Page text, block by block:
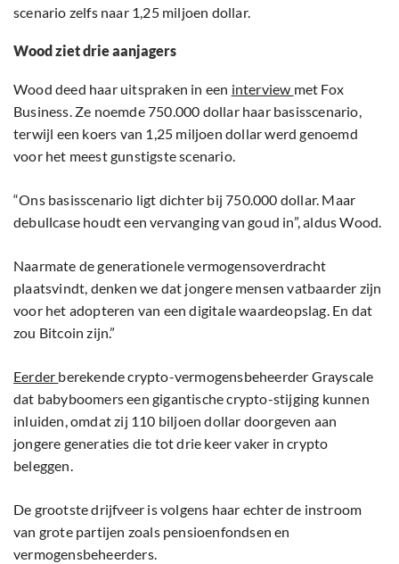
scenario zelfs naar 1,25 miljoen dollar.
Wood ziet drie aanjagers
Wood deed haar uitspraken in een interview met Fox
Business. Ze noemde 750.000 dollar haar basisscenario,
terwijl een koers van 1,25 miljoen dollar werd genoemd
voor het meest gunstigste scenario.
“Ons basisscenario ligt dichter bij 750.000 dollar. Maar
debullcase houdt een vervanging van goud in”, aldus Wood.
Naarmate de generationele vermogensoverdracht
plaatsvindt, denken we dat jongere mensen vatbaarder zijn
voor het adopteren van een digitale waardeopslag. En dat
zou Bitcoin zijn.”
Eerder berekende crypto-vermogensbeheerder Grayscale
dat babyboomers een gigantische crypto-stijging kunnen
inluiden, omdat zij 110 biljoen dollar doorgeven aan
jongere generaties die tot drie keer vaker in crypto
beleggen.
De grootste drijfveer is volgens haar echter de instroom
van grote partijen zoals pensioenfondsen en
vermogensbeheerders.